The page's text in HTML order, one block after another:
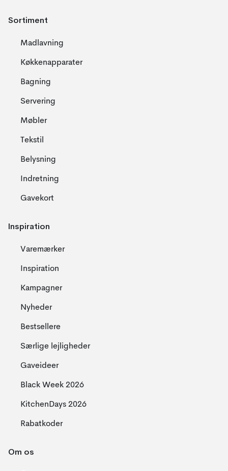
Sortiment
Madlavning
Køkkenapparater
Bagning
Servering
Møbler
Tekstil
Belysning
Indretning
Gavekort
Inspiration
Varemærker
Inspiration
Kampagner
Nyheder
Bestsellere
Særlige lejligheder
Gaveideer
Black Week 2026
KitchenDays 2026
Rabatkoder
Om os